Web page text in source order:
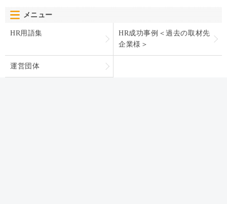
メニュー
HR用語集
HR成功事例＜過去の取材先
企業様＞
運営団体